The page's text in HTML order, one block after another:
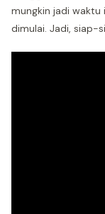
mungkin jadi waktu
dimulai. Jadi, siap-